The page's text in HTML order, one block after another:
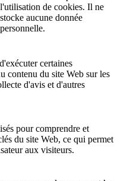
l'utilisation de cookies. Il ne
stocke aucune donnée
personnelle.
certaines
contenu du site Web sur les
d'avis et d'autres
pour comprendre et
du site Web, ce qui permet
aux visiteurs.